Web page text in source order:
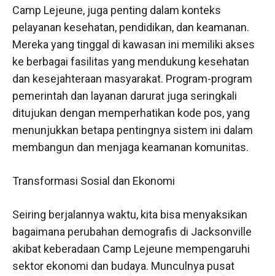
Camp Lejeune, juga penting dalam konteks
pelayanan kesehatan, pendidikan, dan keamanan.
Mereka yang tinggal di kawasan ini memiliki akses
ke berbagai fasilitas yang mendukung kesehatan
dan kesejahteraan masyarakat. Program-program
pemerintah dan layanan darurat juga seringkali
ditujukan dengan memperhatikan kode pos, yang
menunjukkan betapa pentingnya sistem ini dalam
membangun dan menjaga keamanan komunitas.
Transformasi Sosial dan Ekonomi
Seiring berjalannya waktu, kita bisa menyaksikan
bagaimana perubahan demografis di Jacksonville
akibat keberadaan Camp Lejeune mempengaruhi
sektor ekonomi dan budaya. Munculnya pusat